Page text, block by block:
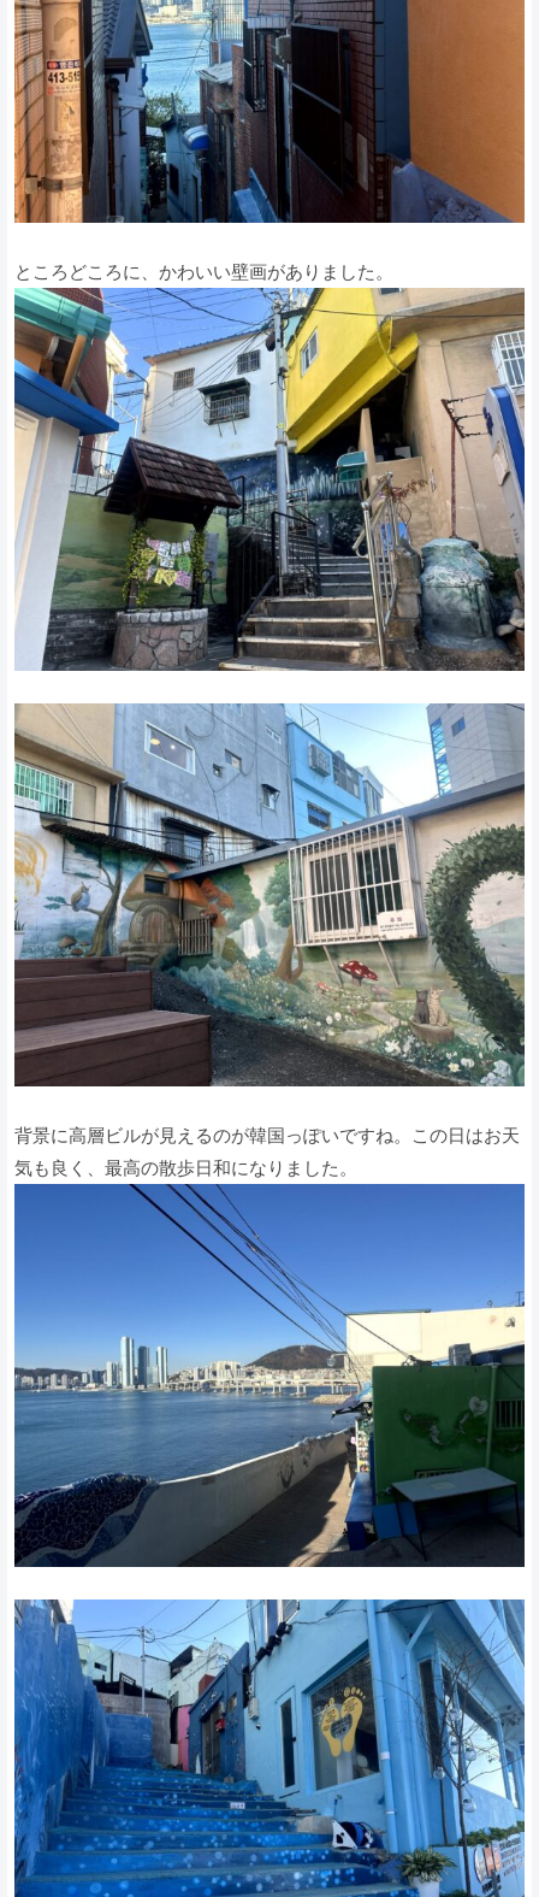
ところどころに、かわいい壁画がありました。
背景に高層ビルが見えるのが韓国っぽいですね。この日はお天
気も良く、最高の散歩日和になりました。